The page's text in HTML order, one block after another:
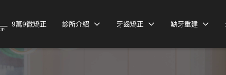
9萬9微矯正 診所介紹 牙齒矯正 缺牙重建